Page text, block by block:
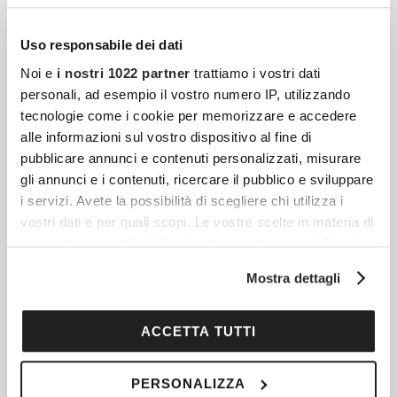
Uso responsabile dei dati
Noi e i nostri 1022 partner trattiamo i vostri dati
personali, ad esempio il vostro numero IP, utilizzando
tecnologie come i cookie per memorizzare e accedere
alle informazioni sul vostro dispositivo al fine di
pubblicare annunci e contenuti personalizzati, misurare
gli annunci e i contenuti, ricercare il pubblico e sviluppare
i servizi. Avete la possibilità di scegliere chi utilizza i
vostri dati e per quali scopi. Le vostre scelte in materia di
privacy sono applicabili solo su questa proprietà digitale
modificare o revocare il proprio consenso in qualsiasi
momento dalla Dichiarazione sui cookie o facendo clic
sull'icona di attivazione della privacy.
Mostra dettagli
ACCETTA TUTTI
PERSONALIZZA
Articoli più recenti
Federica Pellegrini È Incinta: L’annuncio Della
Gravidanza Sui Social
Federica Pellegrini, una delle atlete italiane
più iconiche degli ultimi decenni, ha
annunciato a grande sorpresa di essere in
dolce attesa per la seconda volta.
Donne